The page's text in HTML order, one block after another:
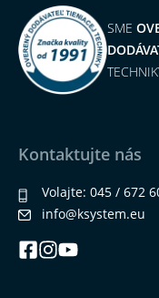
SME
Kontaktujte nás
Volajte: 045 / 672
info@ksystem.eu